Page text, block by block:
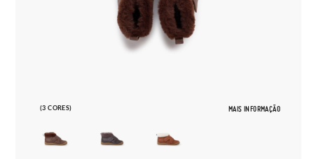
(3 CORES) MAIS INFORMAÇÃO